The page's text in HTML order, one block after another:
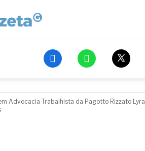
Advocacia Trabalhista da Pagotto Rizzato Lyra